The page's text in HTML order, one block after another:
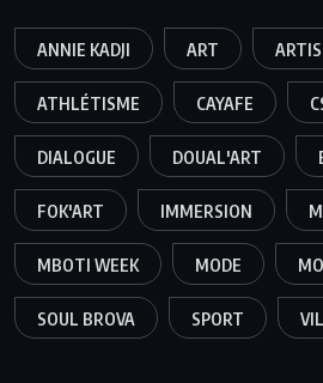
ANNIE KADJI ART
ATHLÉTISME CAYAFE
DIALOGUE DOUAL'ART
FOK'ART IMMERSION
MBOTI WEEK MODE
SOUL BROVA SPORT